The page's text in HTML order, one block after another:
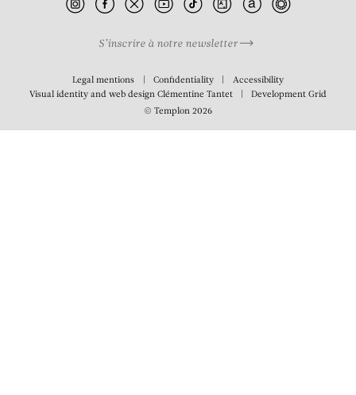
S’inscrire à notre newsletter
Legal mentions Confidentiality
Accessibility
Visual identity and web design Clémentine Tantet DevelopmentGrid
© Templon 2026